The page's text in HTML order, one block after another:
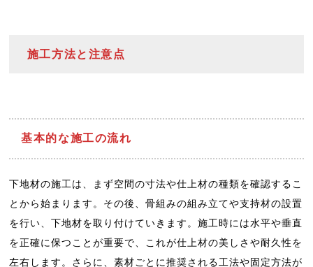
施工方法と注意点
基本的な施工の流れ
下地材の施工は、まず空間の寸法や仕上材の種類を確認するこ
とから始まります。その後、骨組みの組み立てや支持材の設置
を行い、下地材を取り付けていきます。施工時には水平や垂直
を正確に保つことが重要で、これが仕上材の美しさや耐久性を
左右します。さらに、素材ごとに推奨される工法や固定方法が